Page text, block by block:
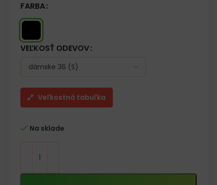
FARBA
VEĽKOSŤ ODEVOV
Veľkostná tabuľka
Na sklade